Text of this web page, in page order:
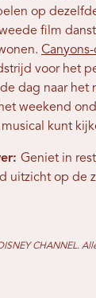
op
film
voor het
dag naar het
weekend
kunt
Geniet in
uitzicht op de